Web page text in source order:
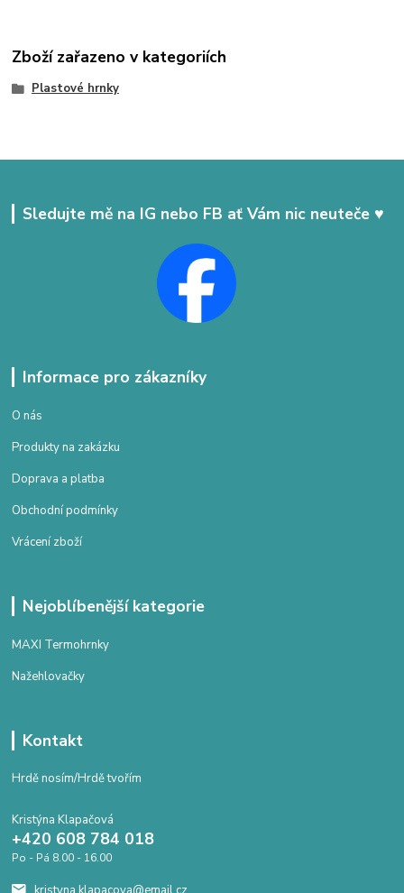
Zboží zařazeno v kategoriích
Plastové hrnky
Sledujte mě na IG nebo FB ať Vám nic neuteče ♥
Informace pro zákazníky
O nás
Produkty na zakázku
Doprava a platba
Obchodní podmínky
Vrácení zboží
Nejoblíbenější kategorie
MAXI Termohrnky
Nažehlovačky
Kontakt
Hrdě nosím/Hrdě tvořím
Kristýna Klapačová
+420 608 784 018
Po - Pá 8.00 - 16.00